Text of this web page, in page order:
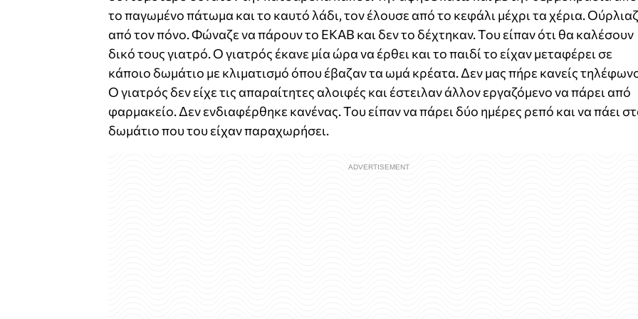
το παγωμένο πάτωμα και το καυτό λάδι, τον έλουσε από το κεφάλι μέχρι τα χέρια.
από τον πόνο. Φώναζε να πάρουν το ΕΚΑΒ και δεν το δέχτηκαν. Του είπαν ότι θα καλέσουν
δικό τους γιατρό. Ο γιατρός έκανε μία ώρα να έρθει και το παιδί το είχαν μεταφέρει σε
κάποιο δωμάτιο με κλιματισμό όπου έβαζαν τα ωμά κρέατα. Δεν μας πήρε κανείς
Ο γιατρός δεν είχε τις απαραίτητες αλοιφές και έστειλαν άλλον εργαζόμενο να πάρει από
φαρμακείο. Δεν ενδιαφέρθηκε κανένας. Του είπαν να πάρει δύο ημέρες ρεπό και να πάει
δωμάτιο που του είχαν παραχωρήσει.